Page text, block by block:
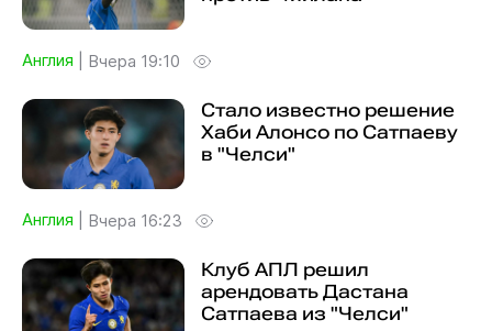
Англия Вчера 19:10
Стало известно решение
Хаби Алонсо по Сатпаеву
в "Челси"
Англия Вчера 16:23
Клуб АПЛ решил
арендовать Дастана
Сатпаева из "Челси"